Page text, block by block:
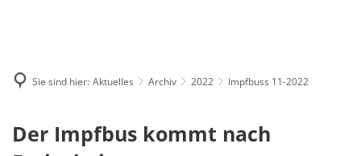
Sie sind hier: Aktuelles Archiv 2022 Impfbuss 11-2022
Der Impfbus kommt nach